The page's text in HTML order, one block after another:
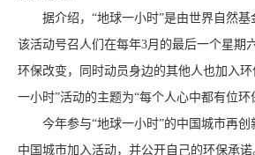
据介绍，“地球一小时”是由世界自然基
该活动号召人们在每年3月的最后一个星期
环保改变，同时动员身边的其他人也加入环
一小时”活动的主题为“每个人心中都有位环
今年参与“地球一小时”的中国城市再创
中国城市加入活动，并公开自己的环保承